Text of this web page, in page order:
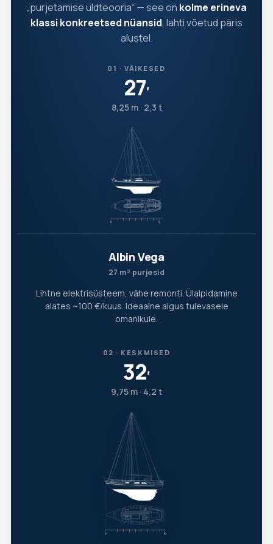
„purjetamise üldteooria“ — see on kolme erineva
klassi konkreetsed nüansid, lahti võetud päris
alustel.
01 · VÄIKESED
27′
8,25 m · 2,3 t
Albin Vega
27 m² purjesid
Lihtne elektrisüsteem, vähe remonti. Ülalpidamine
alates ~100 €/kuus. Ideaalne algus tulevasele
omanikule.
02 · KESKMISED
32′
9,75 m · 4,2 t